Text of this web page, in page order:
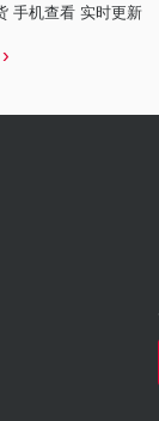
手机查看 实时更新